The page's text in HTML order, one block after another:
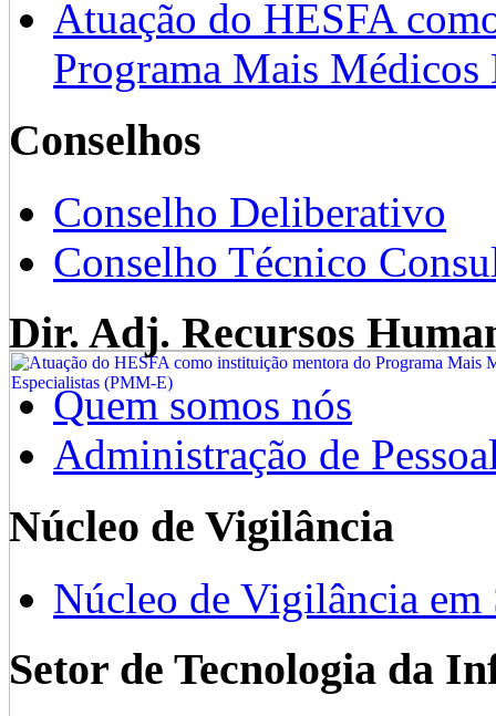
Atuação do HESFA
Programa Mais
Conselhos
Conselho Deliberativo
Conselho Técnico
Dir. Adj. Recursos
Quem somos nós
Administração de
Núcleo de Vigilância
Núcleo de Vigilância em
Setor de Tecnologia da